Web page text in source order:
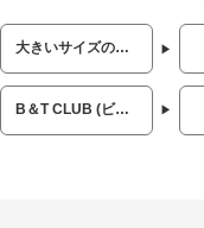
大きいサイズのメンズ服
B＆T CLUB (ビーアンドティークラブ)